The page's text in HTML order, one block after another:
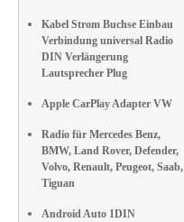
Kabel Strom Buchse Einbau
Verbindung universal Radio
DIN Verlängerung
Lautsprecher Plug
Apple CarPlay Adapter VW
Radio für Mercedes Benz,
BMW, Land Rover, Defender,
Volvo, Renault, Peugeot, Saab,
Tiguan
Android Auto 1DIN